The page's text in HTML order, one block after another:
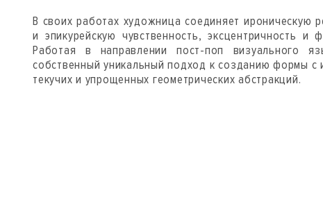
В своих работах художница соединяет ироническую
и эпикурейскую чувственность, эксцентричность и
Работая в направлении пост-поп визуального
собственный уникальный подход к созданию формы
текучих и упрощенных геометрических абстракций.